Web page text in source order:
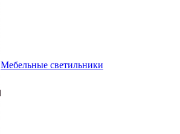
Мебельные светильники